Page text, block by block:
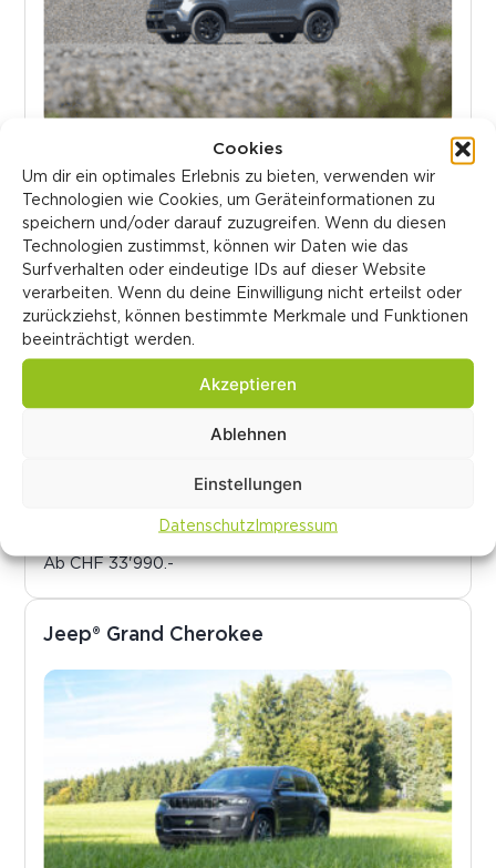
Cookies
Um dir ein optimales Erlebnis zu bieten, verwenden wir
Technologien wie Cookies, um Geräteinformationen zu
speichern und/oder darauf zuzugreifen. Wenn du diesen
Technologien zustimmst, können wir Daten wie das
Surfverhalten oder eindeutige IDs auf dieser Website
verarbeiten. Wenn du deine Einwilligung nicht erteilst oder
zurückziehst, können bestimmte Merkmale und Funktionen
beeinträchtigt werden.
Akzeptieren
Ablehnen
Einstellungen
DatenschutzImpressum
Jeep® Renegade
AbCHF 33'990.-
Jeep® Grand Cherokee